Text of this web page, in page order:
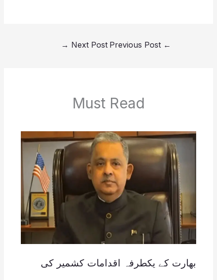
←
Next Post
→
Must Read
بھارت کے یکطرفہ اقدامات کشمیر کی